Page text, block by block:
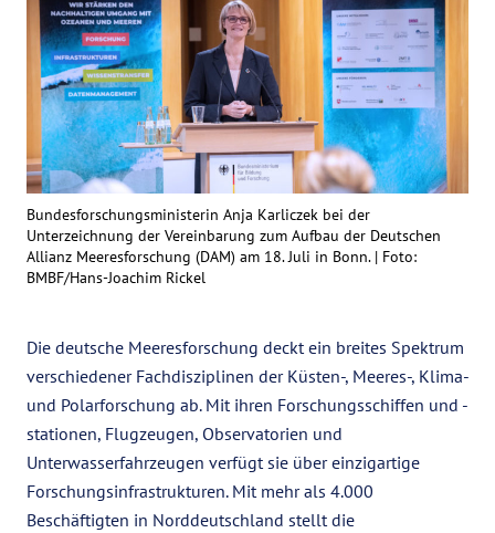
Bundesforschungsministerin Anja Karliczek bei der
Unterzeichnung der Vereinbarung zum Aufbau der Deutschen
Allianz Meeresforschung (DAM) am 18. Juli in Bonn. | Foto:
BMBF/Hans-Joachim Rickel
Die deutsche Meeresforschung deckt ein breites Spektrum
verschiedener Fachdisziplinen der Küsten-, Meeres-, Klima-
und Polarforschung ab. Mit ihren Forschungsschiffen und -
stationen, Flugzeugen, Observatorien und
Unterwasserfahrzeugen verfügt sie über einzigartige
Forschungsinfrastrukturen. Mit mehr als 4.000
Beschäftigten in Norddeutschland stellt die